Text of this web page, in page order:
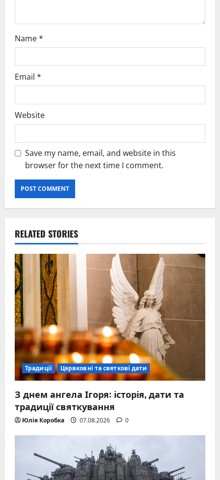
Name*
Email *
Website
Save my name, email, and website in this
browser for the next time I comment.
RELATED STORIES
Традиції Цервковні та святкові дати
З днем ангела Ігоря: історія, дати та
традиції святкування
Юлія Коробка 07.08.2026 0